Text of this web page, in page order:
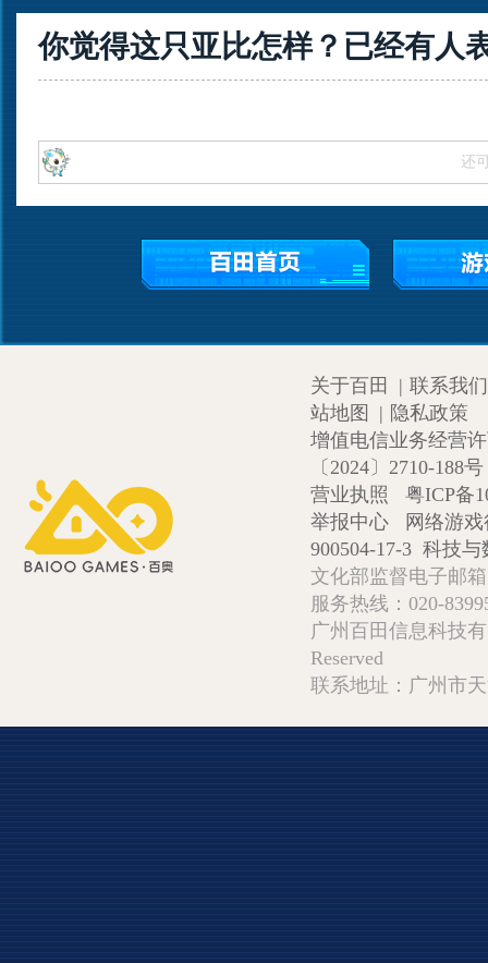
你觉得这只亚比怎样？已经有人
还
关于百田 | 联系我们
站地图
| 隐私政策
增值电信业务经营
〔2024〕2710-188号
营业执照
粤ICP备
举报中心
网络游
900504-17-3 科技与
文化部监督电子邮
服务热线：020-
广州百田信息科技
Reserved
联系地址：广州市